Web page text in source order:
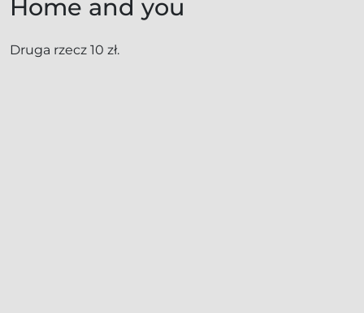
Home and you
Druga rzecz 10 zł.